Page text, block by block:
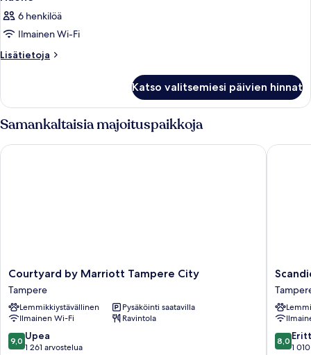
6 henkilöä
Ilmainen Wi-Fi
Lisätietoja
Lisätietoja
Katso valitsemiesi päivien hinnat
Samankaltaisia majoituspaikkoja
Courtyard
by
Marriott
Tampere
City
Tampere
Courtyard by Marriott Tampere City
Tampere
Lemmikkiystävällinen
Pysäköinti saatavilla
Ilmainen Wi-Fi
Ravintola
9.0
kautta
9,0 Upea
1 261 arvostelua
Courtyard by Marriott Tampere City
Scandic
8.0
kautta
8,0
1
Scandic